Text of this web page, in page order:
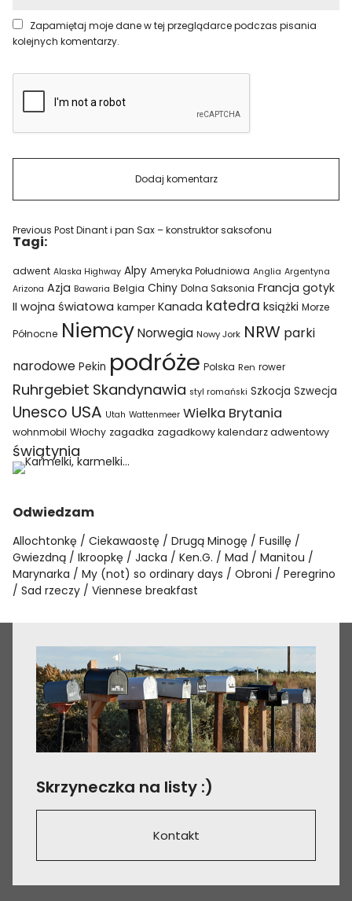
Zapamiętaj moje dane w tej przeglądarce podczas pisania
kolejnych komentarzy.
Previous PostDinant i pan Sax – konstruktor saksofonu
Tagi:
adwent Alaska Highway Alpy Ameryka Południowa Anglia Argentyna
Arizona Azja Bawaria Belgia Chiny Dolna Saksonia Francja gotyk
II wojna światowa kamper Kanada katedra książki Morze
Północne Niemcy Norwegia Nowy Jork NRW parki
narodowe Pekin podróże Polska Ren rower
Ruhrgebiet Skandynawia styl romański Szkocja Szwecja
Unesco USA Utah Wattenmeer Wielka Brytania
wohnmobil Włochy zagadka zagadkowy kalendarz adwentowy
świątynia
Odwiedzam
Allochtonkę Ciekawaostę Drugą Minogę
Fusillę
Gwiezdną
Ikroopkę Jacka Ken.G. Mad
Manitou
Marynarka
My (not) so ordinary days Obroni
Peregrino
Sad rzeczy
Viennese breakfast
Skrzyneczka na listy :)
Kontakt